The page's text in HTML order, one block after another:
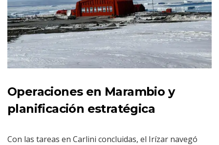
Operaciones en Marambio y
planificación estratégica
Con las tareas en Carlini concluidas, el Irízar navegó